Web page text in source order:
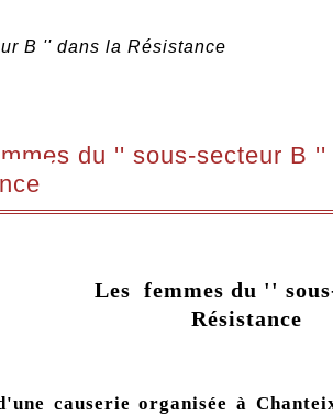
B '' dans la Résistance
du '' sous-secteur B ''
Les femmes du ''
Résistance
causerie organisée à